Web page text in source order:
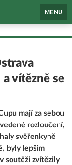
MENU
vítězně se
mají za sebou
rozloučení,
svěřenkyně
byly lepším
soutěži zvítězily